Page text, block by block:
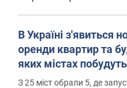
В Україні з'явиться
оренди квартир та
яких містах
З 25 міст обрали 5, де